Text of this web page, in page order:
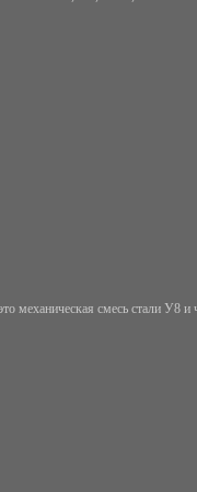
механическая смесь стали У8